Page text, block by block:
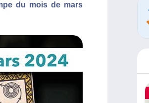
du mois de mars